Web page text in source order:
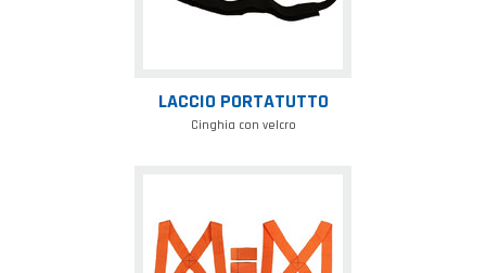
LACCIO PORTATUTTO
Cinghia con velcro
tutto